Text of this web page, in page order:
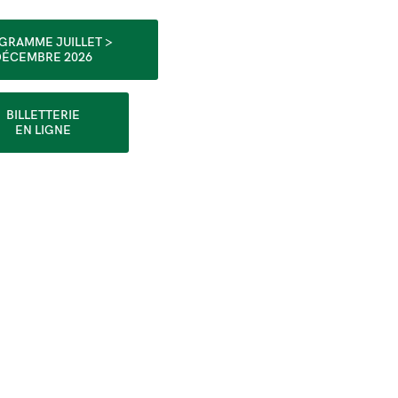
JUILLET >
2026
BILLETTERIE
EN LIGNE